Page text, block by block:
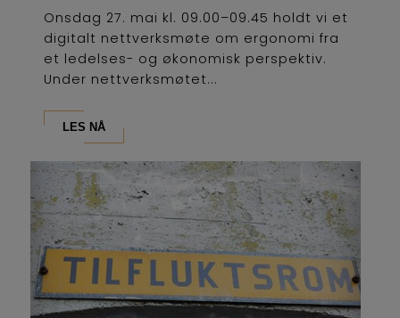
Onsdag 27. mai kl. 09.00–09.45 holdt vi et
digitalt nettverksmøte om ergonomi fra
et ledelses- og økonomisk perspektiv.
Under nettverksmøtet...
LES NÅ